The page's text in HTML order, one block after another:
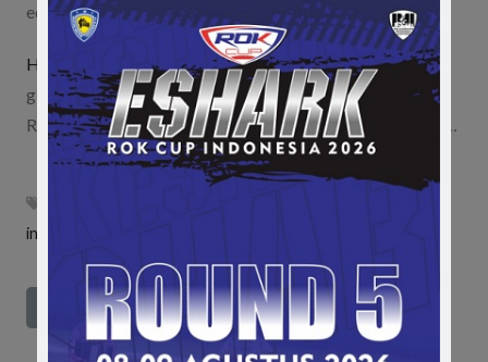
edisi ke-2 kembali digelar Minggu (24/5) kemarin di…
Hasil Lengkap Go Batam Fun Race Karting 2017
gilabalap.com - Kejuaraan balap gokart Go Batam Fun
Race 2017 berlangsung sukses Minggu (19/11) kemarin.…
indonesia